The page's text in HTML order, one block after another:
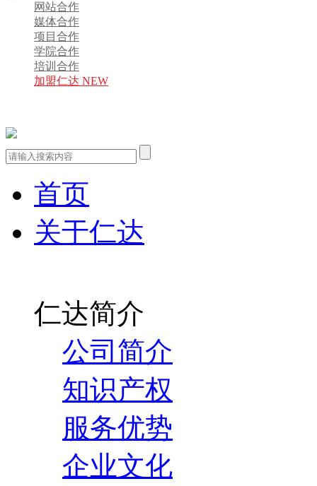
网站合作
媒体合作
项目合作
学院合作
培训合作
加盟仁达 NEW
首页
关于仁达
仁达简介
公司简介
知识产权
服务优势
企业文化